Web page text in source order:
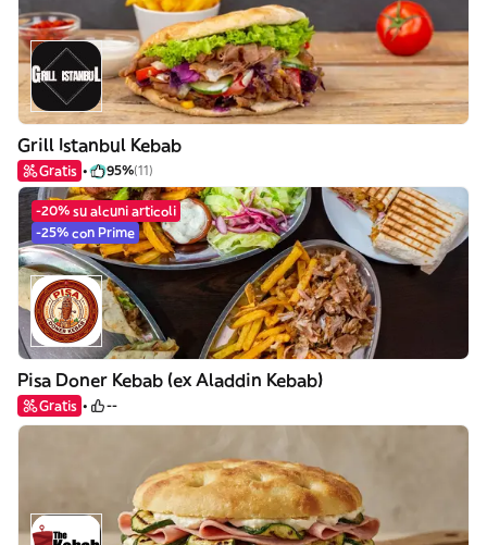
Grill Istanbul Kebab
Gratis 95%(11)
-20% su alcuni articoli
-25% con Prime
Pisa Doner Kebab (ex Aladdin Kebab)
Gratis --